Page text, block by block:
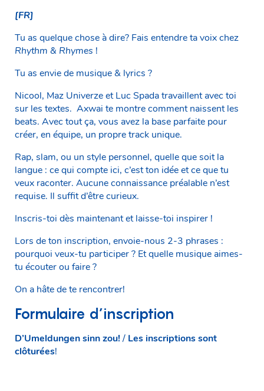
[FR]
Tu as quelque chose à dire? Fais entendre ta voix chez
Rhythm & Rhymes !
Tu as envie de musique & lyrics ?
Nicool, Maz Univerze et Luc Spada travaillent avec toi
sur les textes. Axwai te montre comment naissent les
beats. Avec tout ça, vous avez la base parfaite pour
créer, en équipe, un propre track unique.
Rap, slam, ou un style personnel, quelle que soit la
langue : ce qui compte ici, c’est ton idée et ce que tu
veux raconter. Aucune connaissance préalable n’est
requise. Il suffit d’être curieux.
Inscris‑toi dès maintenant et laisse‑toi inspirer !
Lors de ton inscription, envoie-nous 2-3 phrases :
pourquoi veux-tu participer ? Et quelle musique aimes-
tu écouter ou faire ?
On a hâte de te rencontrer!
Formulaire d’inscription
D’Umeldungen sinn zou!/ Les inscriptions sont
clôturées!